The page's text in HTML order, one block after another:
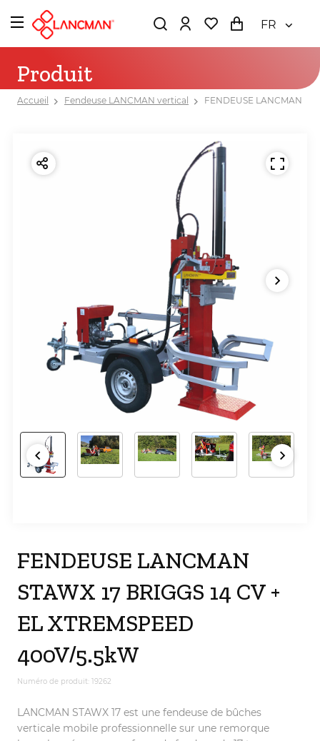
FR
Produit
Accueil Fendeuse LANCMAN vertical FENDEUSE LANCMAN
FENDEUSE LANCMAN
STAWX 17 BRIGGS 14 CV +
EL XTREMSPEED
400V/5.5kW
Numéro de produit: 19262
LANCMAN STAWX 17 est une fendeuse de bûches
verticale mobile professionnelle sur une remorque